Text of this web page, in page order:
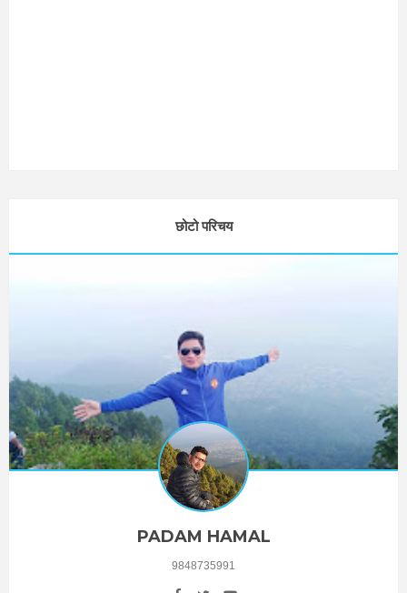
छोटो परिचय
PADAM HAMAL
9848735991